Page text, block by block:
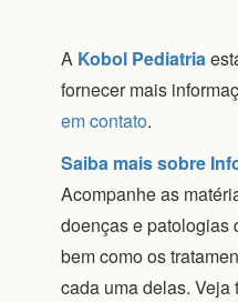
A Kobol Pediatria
fornecer mais
em contato.
Saiba mais sobre
Acompanhe as
doenças e patologias
bem como os
cada uma delas. Veja